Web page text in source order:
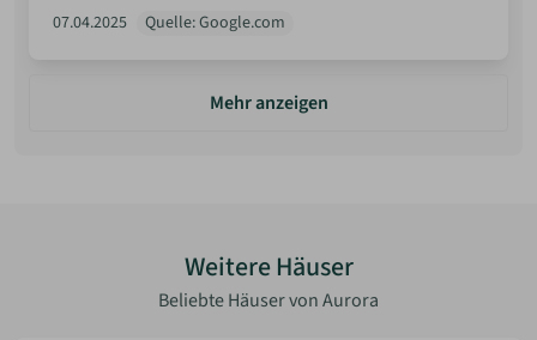
07.04.2025 Quelle: Google.com
Mehr anzeigen
Weitere Häuser
Beliebte Häuser von Aurora